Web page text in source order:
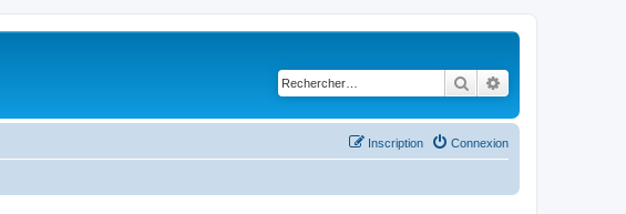
Rechercher
Connexion
Inscription